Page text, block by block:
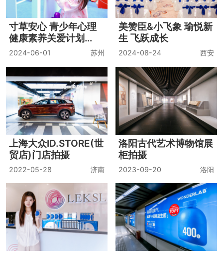
寸草安心 青少年心理
健康素养关爱计划
——“我有一个汽车
2024-06-01 苏州
美赞臣&小飞象 瑜悦新
生 飞跃成长
2024-08-24 西安
上海大众ID.STORE(世
贸店)门店拍摄
2022-05-28 济南
洛阳古代艺术博物馆展
柜拍摄
2023-09-20 洛阳